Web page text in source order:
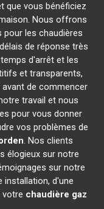
que vous bénéficiez
Nous offrons
les chaudières
de réponse très
d'arrêt et les
et transparents,
de commencer
travail et nous
pour vous donner
vos problèmes de
. Nos clients
élogieux sur notre
sur notre
installation, d'une
votre chaudière gaz